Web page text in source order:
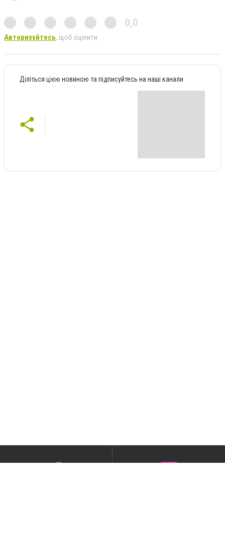
0,0
Авторизуйтесь, щоб оцінити
Діліться цією новиною та підписуйтесь на наші канали